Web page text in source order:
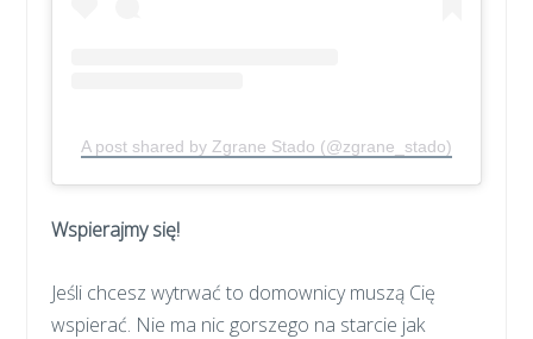
A post shared by Zgrane Stado (@zgrane_stado)
Wspierajmy się!
Jeśli chcesz wytrwać to domownicy muszą Cię
wspierać. Nie ma nic gorszego na starcie jak